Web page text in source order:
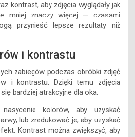
kontrast, aby zdjęcia wyglądały jak
mniej znaczy więcej — czasami
przynieść lepsze rezultaty niż
i kontrastu
zabiegów podczas obróbki zdjęć
i kontrastu. Dzięki temu zdjęcia
bardziej atrakcyjne dla oka.
kolorów, aby uzyskać
lub zredukować je, aby uzyskać
Kontrast można zwiększyć, aby